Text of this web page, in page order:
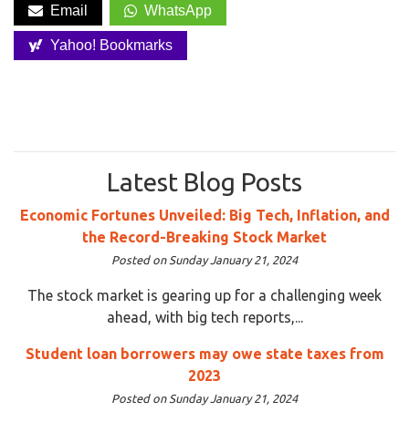
Email WhatsApp
Yahoo! Bookmarks
Latest Blog Posts
Economic Fortunes Unveiled: Big Tech, Inflation, and
the Record-Breaking Stock Market
Posted on Sunday January 21, 2024
The stock market is gearing up for a challenging week
ahead, with big tech reports,...
Student loan borrowers may owe state taxes from
2023
Posted on Sunday January 21, 2024